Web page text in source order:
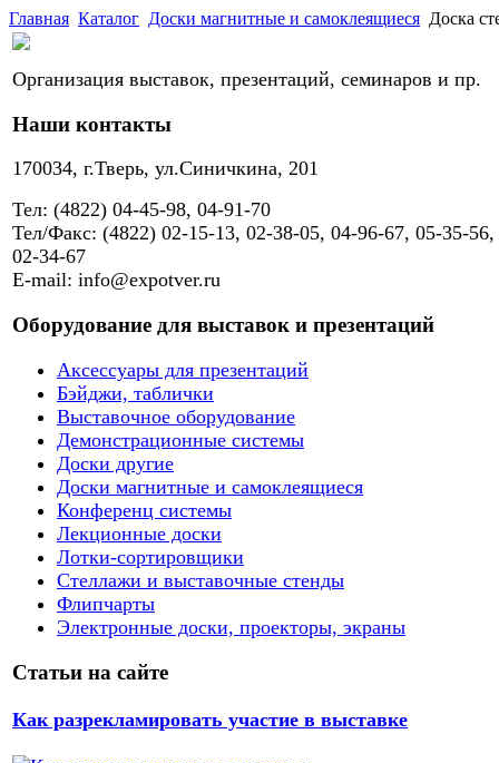
Главная Каталог Доски магнитные и самоклеящиеся Доска
Организация выставок, презентаций, семинаров и пр.
Наши контакты
170034, г.Тверь, ул.Синичкина, 201
Тел: (4822) 04-45-98, 04-91-70
Тел/Факс: (4822) 02-15-13, 02-38-05, 04-96-67, 05-35-56,
02-34-67
E-mail: info@expotver.ru
Оборудование для выставок и презентаций
Аксессуары для презентаций
Бэйджи, таблички
Выставочное оборудование
Демонстрационные системы
Доски другие
Доски магнитные и самоклеящиеся
Конференц системы
Лекционные доски
Лотки-сортировщики
Стеллажи и выставочные стенды
Флипчарты
Электронные доски, проекторы, экраны
Статьи на сайте
Как разрекламировать участие в выставке